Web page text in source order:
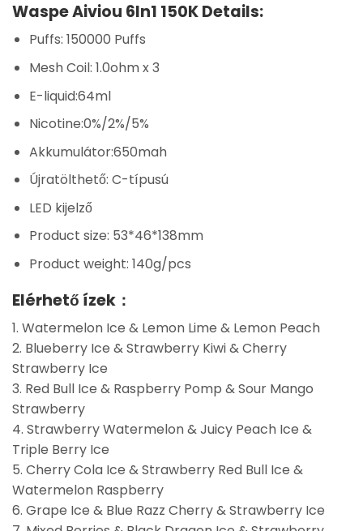
Waspe Aiviou 6In1 150K Details:
Puffs: 150000 Puffs
Mesh Coil: 1.0ohm x 3
E-liquid:64ml
Nicotine:0%/2%/5%
Akkumulátor:650mah
Újratölthető: C-típusú
LED kijelző
Product size: 53*46*138mm
Product weight: 140g/pcs
Elérhető ízek：
1. Watermelon Ice & Lemon Lime & Lemon Peach
2. Blueberry Ice & Strawberry Kiwi & Cherry
Strawberry Ice
3. Red Bull Ice & Raspberry Pomp & Sour Mango
Strawberry
4. Strawberry Watermelon & Juicy Peach Ice &
Triple Berry Ice
5. Cherry Cola Ice & Strawberry Red Bull Ice &
Watermelon Raspberry
6. Grape Ice & Blue Razz Cherry & Strawberry Ice